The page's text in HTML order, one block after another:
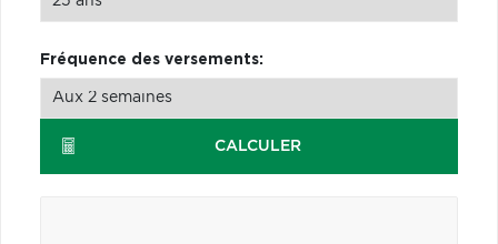
Fréquence des versements:
CALCULER